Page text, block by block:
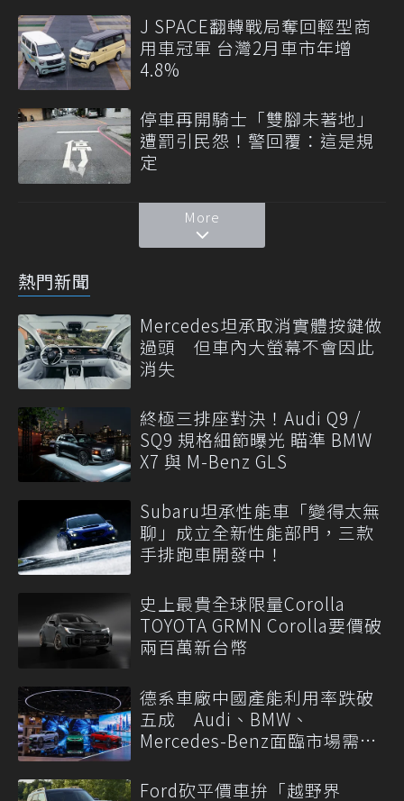
J SPACE翻轉戰局奪回輕型商
用車冠軍 台灣2月車市年增
4.8%
停車再開騎士「雙腳未著地」
遭罰引民怨！警回覆：這是規
定
More
熱門新聞
Mercedes坦承取消實體按鍵做
過頭 但車內大螢幕不會因此
消失
終極三排座對決！Audi Q9 /
SQ9 規格細節曝光 瞄準 BMW
X7 與 M-Benz GLS
Subaru坦承性能車「變得太無
聊」成立全新性能部門，三款
手排跑車開發中！
史上最貴全球限量Corolla
TOYOTA GRMN Corolla要價破
兩百萬新台幣
德系車廠中國產能利用率跌破
五成 Audi、BMW、
Mercedes-Benz面臨市場需求
Ford砍平價車拚「越野界